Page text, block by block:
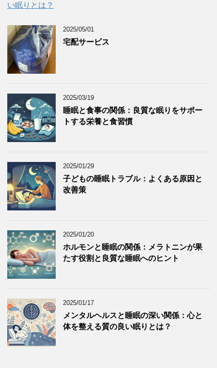
い眠りとは？
2025/05/01
宅配サービス
2025/03/19
睡眠と食事の関係：良質な眠りをサポー
トする栄養と食習慣
2025/01/29
子どもの睡眠トラブル：よくある原因と
改善策
2025/01/20
ホルモンと睡眠の関係：メラトニンが果
たす役割と良質な睡眠へのヒント
2025/01/17
メンタルヘルスと睡眠の深い関係：心と
体を整える質の良い眠りとは？